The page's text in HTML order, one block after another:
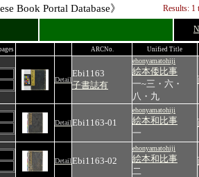
Book Portal Database》
Results: 1
ARCNo. Unified Title
Detail
Ebi1163
子書誌有
ehonyamatohiji
絵本倭比事
一~三・六・
八・九
DetailEbi1163-01
ehonyamatohiji
絵本和比事
一
DetailEbi1163-02
ehonyamatohiji
絵本和比事
二